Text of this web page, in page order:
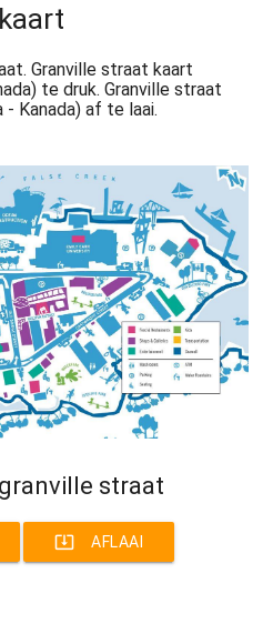
Granville straat kaart
te druk. Granville straat
- Kanada) af te laai.
straat
system_update_alt AFLAAI